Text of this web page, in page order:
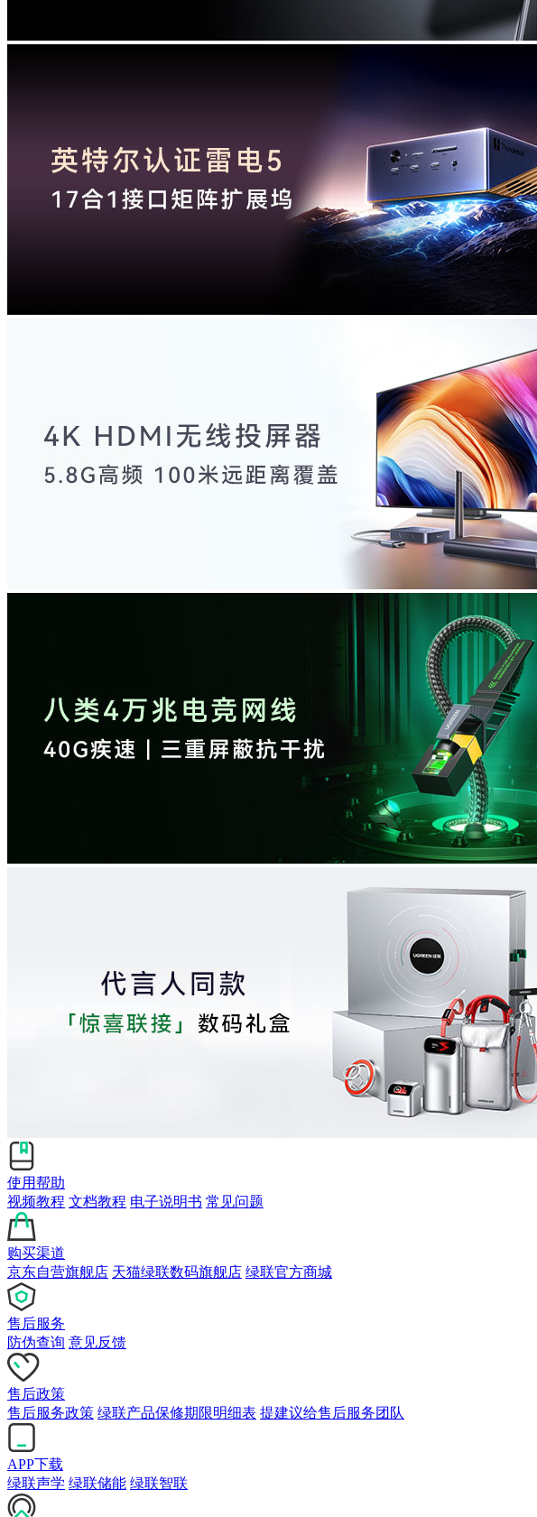
使用帮助
视频教程 文档教程 电子说明书 常见问题
购买渠道
京东自营旗舰店 天猫绿联数码旗舰店 绿联官方商城
售后服务
防伪查询 意见反馈
售后政策
售后服务政策 绿联产品保修期限明细表 提建议给售后服务团队
APP下载
绿联声学 绿联储能 绿联智联